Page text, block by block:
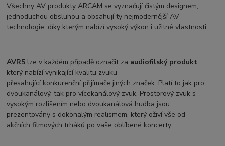
Všechny AV produkty ARCAM se vyznačují čistým designem,
jednoduchou obsluhou a obsahují ty nejmodernější AV
technologie, díky kterým nabízí vysoký výkon i užitné vlastnosti.
AVR5 lze v každém případě označit za audiofilský produkt,
který nabízí vynikající kvalitu zvuku
přesahující konkurenční přijímače jiných značek. Platí to jak pro
dvoukanálový, tak pro vícekanálový zvuk. Prostorový zvuk s
vysokým rozlišením nebo dvoukanálová hudba jsou
prezentovány s dokonalým realismem, který oživí vše od
akčních filmových trháků po vaše oblíbené koncerty.